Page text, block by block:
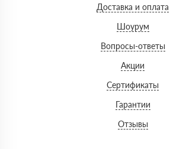
Доставка и оплата
Шоурум
Вопросы-ответы
Акции
Сертификаты
Гарантии
Отзывы